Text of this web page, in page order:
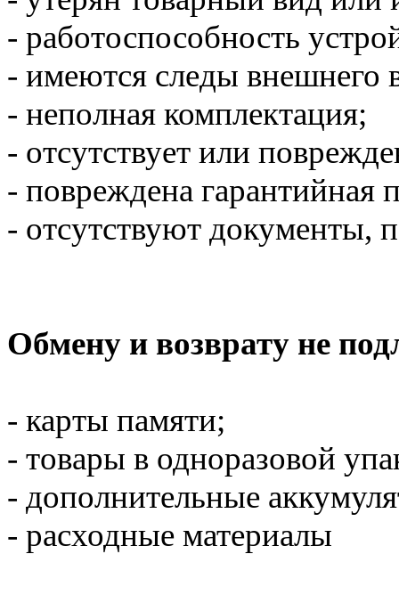
- работоспособность
- имеются следы внешнего
- неполная комплектация;
- отсутствует или
- повреждена гарантийная
- отсутствуют документы,
Обмену и возврату не
- карты памяти;
- товары в одноразовой
- дополнительные
- расходные материалы